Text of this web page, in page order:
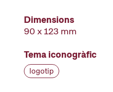
Dimensions
90 x 123 mm
Tema iconogràfic
logotip